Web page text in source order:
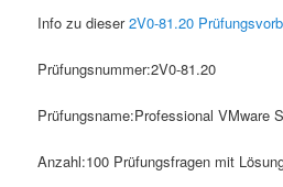
Info zu dieser2V0-81.20
Prüfungsnummer:2V0-81.20
Prüfungsname:Professional VMware
Anzahl:100 Prüfungsfragen mit